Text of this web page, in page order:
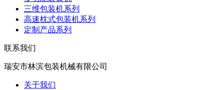
三维包装机系列
高速枕式包装机系列
定制产品系列
联系我们
瑞安市林滨包装机械有限公司
关于我们